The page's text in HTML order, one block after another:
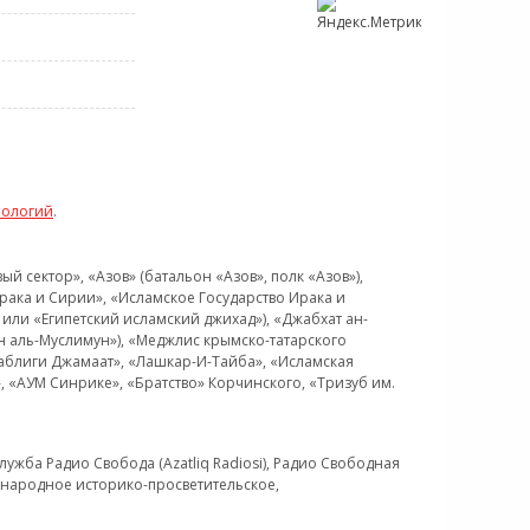
.
«Азов» (батальон «Азов», полк «Азов»),
и Сирии», «Исламское Государство Ирака и
«Египетский исламский джихад»), «Джабхат ан-
Муслимун»), «Меджлис крымско-татарского
Джамаат», «Лашкар-И-Тайба», «Исламская
Синрике», «Братство» Корчинского, «Тризуб им.
Радио Свобода (Azatliq Radiosi), Радио Свободная
историко-просветительское,